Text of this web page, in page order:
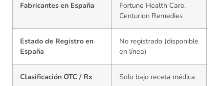
Fabricantes en España
Fortune Health Care,
Centurion Remedies
Estado de Registro en
España
No registrado (disponible
en línea)
Clasificación OTC / Rx Solo bajo receta médica